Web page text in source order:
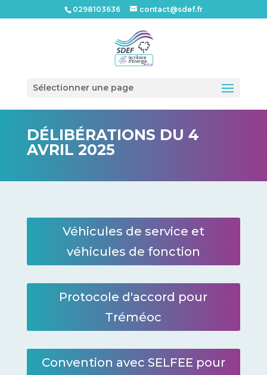
0298103636 contact@sdef.fr
Sélectionner une page
DÉLIBÉRATIONS DU 4
AVRIL 2025
Véhicules de service et
véhicules de fonction
Protocole d'accord pour
Tréméoc
Convention avec SELFEE pour